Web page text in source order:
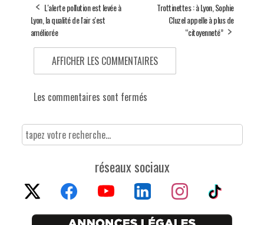
L'alerte pollution est levée à
Lyon, la qualité de l'air s'est
améliorée
Trottinettes : à Lyon, Sophie
Cluzel appelle à plus de
“citoyenneté”
AFFICHER LES COMMENTAIRES
Les commentaires sont fermés
réseaux sociaux